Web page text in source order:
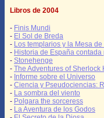
Libros de 2004
- Finis Mundi
- El Sol de Breda
- Los templarios y la Mesa
- Historia de España
- Stonehenge
- The Adventures of Sherlock
- Informe sobre el Universo
- Ciencia y Pseudociencias:
- La sombra del viento
- Polgara the sorceress
- La Aventura de los Godos